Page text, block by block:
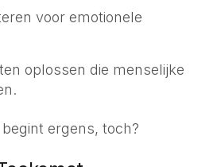
voor emotionele
oplossen die menselijke
ergens, toch?